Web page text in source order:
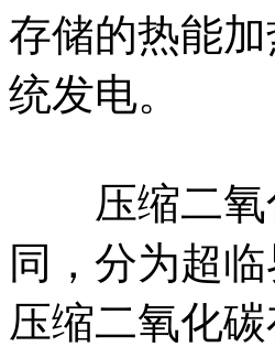
存储的热能
统发电。
压缩二氧
同，分为超
压缩二氧化